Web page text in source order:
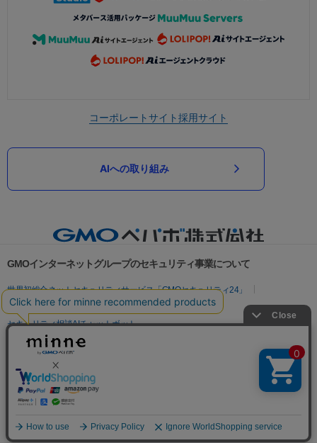
コーポレートサイト採用サイト
AIへの取り組み
GMOインターネットグループのセキュリティ事業について
世界初総合ネットセキュリティサービス「GMOセキュリティ24」
パスワード漏洩診断
Webサイトリスク診断
セキュリティ相談AIチャットボット
実在証明・盗聴対策
サイバー攻撃対策（GMO Flatt Security）
セキュリティ事業の軌跡